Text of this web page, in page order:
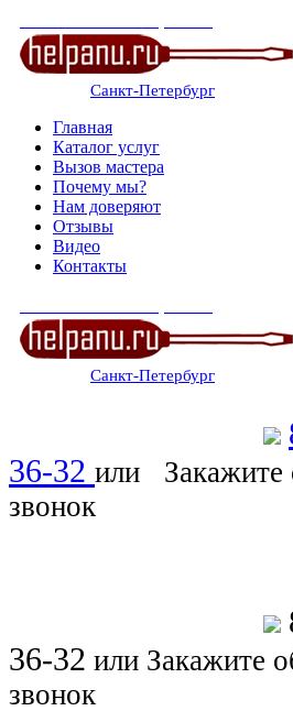
Санкт-Петербург
Главная
Каталог услуг
Вызов мастера
Почему мы?
Нам доверяют
Отзывы
Видео
Контакты
Санкт-Петербург
36-32 или
звонок
36-32 или Закажите
звонок